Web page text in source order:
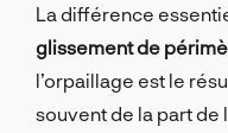
La différence
glissement de
l’orpaillage est le
souvent de la part